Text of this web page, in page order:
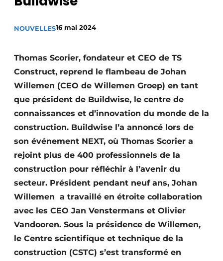
S’inscrire
Video’s
NOUVELLES16 mai 2024
Thomas Scorier, fondateur et CEO de TS
Construct, reprend le flambeau de Johan
Willemen (CEO de Willemen Groep) en tant
que président de Buildwise, le centre de
connaissances et d’innovation du monde de la
construction. Buildwise l’a annoncé lors de
son événement NEXT, où Thomas Scorier a
rejoint plus de 400 professionnels de la
construction pour réfléchir à l’avenir du
secteur. Président pendant neuf ans, Johan
Willemen a travaillé en étroite collaboration
avec les CEO Jan Venstermans et Olivier
Vandooren. Sous la présidence de Willemen,
le Centre scientifique et technique de la
construction (CSTC) s’est transformé en